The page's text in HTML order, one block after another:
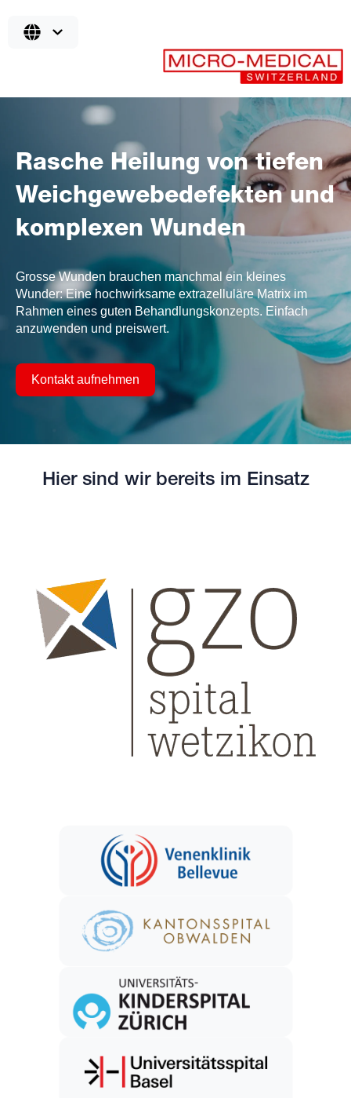
Rasche Heilung von tiefen
Weichgewebedefekten und
komplexen Wunden
Grosse Wunden brauchen manchmal ein kleines
Wunder: Eine hochwirksame extrazelluläre Matrix im
Rahmen eines guten Behandlungskonzepts. Einfach
anzuwenden und preiswert.
Kontakt aufnehmen
Hier sind wir bereits im Einsatz